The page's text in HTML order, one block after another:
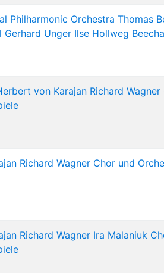
Philharmonic Orchestra Thomas
Gerhard Unger Ilse Hollweg
von Karajan Richard Wagner
Richard Wagner Chor und
Richard Wagner Ira Malaniuk